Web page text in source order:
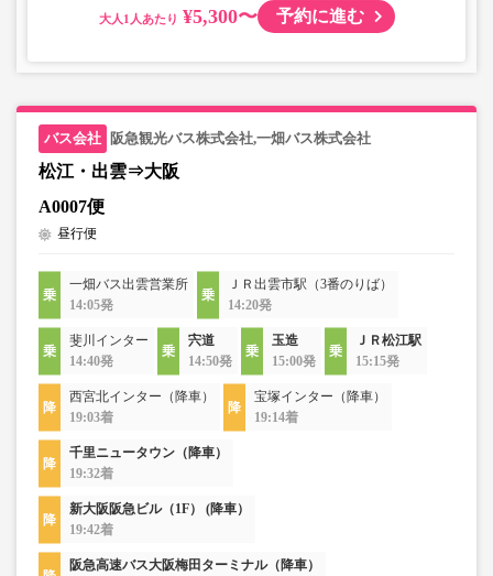
大人 ¥5,300〜 予約に進む
阪急観光バス株式会社,一畑バス株式会社
松江・出雲⇒大阪
A0007便
昼行便
一畑バス出雲営業所
14:05発
ＪＲ出雲市駅（3番のりば）
14:20発
斐川インター
14:40発
宍道
14:50発
玉造
15:00発
ＪＲ松江駅
15:15発
西宮北インター（降車）
19:03着
宝塚インター（降車）
19:14着
千里ニュータウン（降車）
19:32着
新大阪阪急ビル（1F） (降車）
19:42着
阪急高速バス大阪梅田ターミナル（降車）